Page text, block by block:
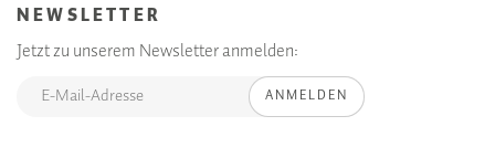
NEWSLETTER
Jetzt zu unserem Newsletter anmelden:
ANMELDEN